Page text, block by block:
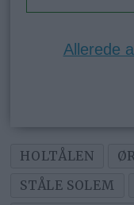
Allerede
HOLTÅLEN
STÅLE SOLEM